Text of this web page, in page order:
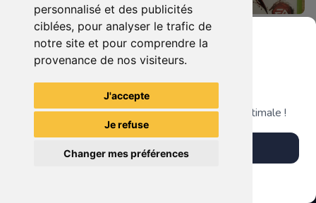
personnalisé et des publicités
ciblées, pour analyser le trafic de
notre site et pour comprendre la
provenance de nos visiteurs.
J'accepte
Je refuse
Changer mes préférences
8.90 € 0
Dragon Age Origins Xbox 360
14.90 €
TheGamingR83
Grenier du Geek
Télécharge notre app pour une expérience optimale !
Télécharger l'app